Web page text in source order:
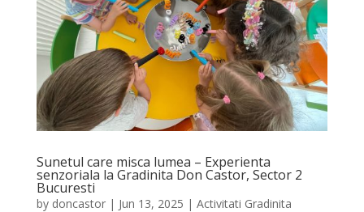
Sunetul care misca lumea – Experienta
senzoriala la Gradinita Don Castor, Sector 2
Bucuresti
by doncastor| Jun 13, 2025 | Activitati Gradinita